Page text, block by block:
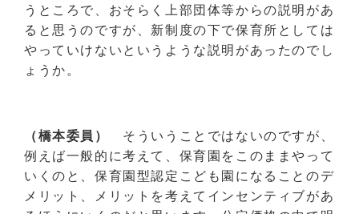
うところで、おそらく上部団体等からの説明があ
ると思うのですが、新制度の下で保育所としては
やっていけないというような説明があったのでし
ょうか。
（橋本委員）
そういうことではないのですが、
例えば一般的に考えて、保育園をこのままやって
いくのと、保育園型認定こども園になることのデ
メリット、メリットを考えてインセンティブがあ